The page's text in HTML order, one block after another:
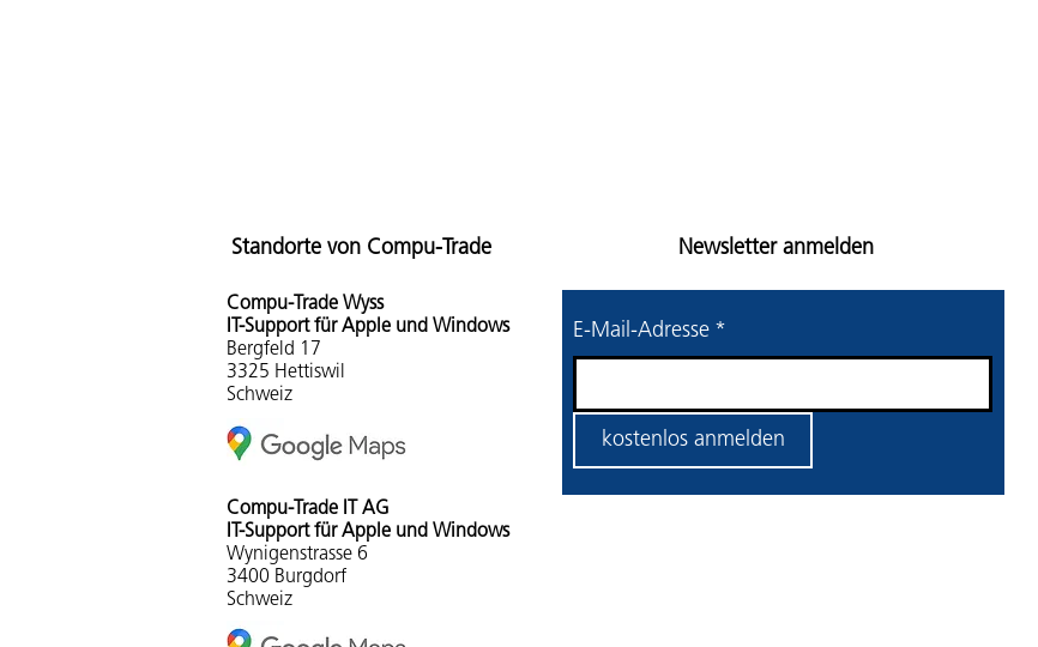
Standorte von Compu-Trade
Compu-Trade Wyss
IT-Support für Apple und Windows
Bergfeld 17
3325 Hettiswil
Schweiz
Compu-Trade IT AG
IT-Support für Apple und Windows
Wynigenstrasse 6
3400 Burgdorf
Schweiz
Newsletter anmelden
E-Mail-Adresse *
kostenlos anmelden